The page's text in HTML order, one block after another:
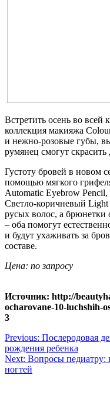
Встретить осень во всей
коллекция макияжа
и нежно-розовые губы,
румянец смогут
Густоту бровей в новом
помощью мягкого
Automatic Eyebrow
Светло-коричневый Light
русых волос, а брюнетки
– оба помогут
и будут ухаживать за
составе.
Цена: по запросу
Источник: http://
ocharovane-10-luchshih-
3
Навигация
по
записям
Previous: Послеродовая
рождения ребенка
Next: Вопросы педиатру:
ногтей